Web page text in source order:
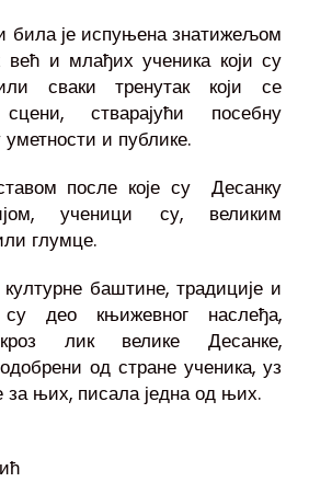
била је испуњена знатижељом
већ и млађих ученика који су
сваки тренутак који се
стварајући посебну
и публике.
после које су Десанку
ученици су, великим
глумце.
баштине, традиције и
су део књижевног наслеђа,
лик велике Десанке,
од стране ученика, уз
за њих, писала једна од њих.